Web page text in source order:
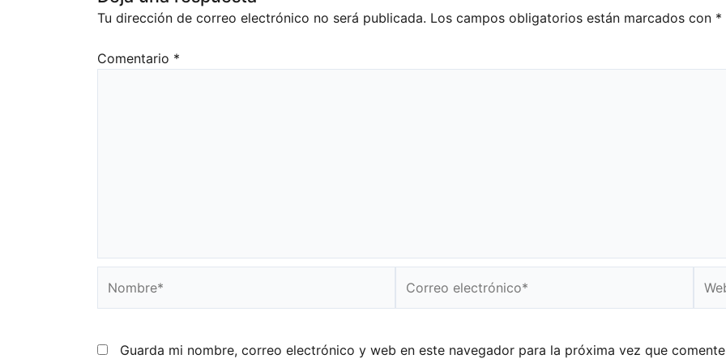
Tu dirección de correo electrónico no será publicada. Los campos obligatorios están marcados con *
Comentario *
electrónico*
Guarda mi nombre, correo electrónico y web en este navegador para la próxima vez que